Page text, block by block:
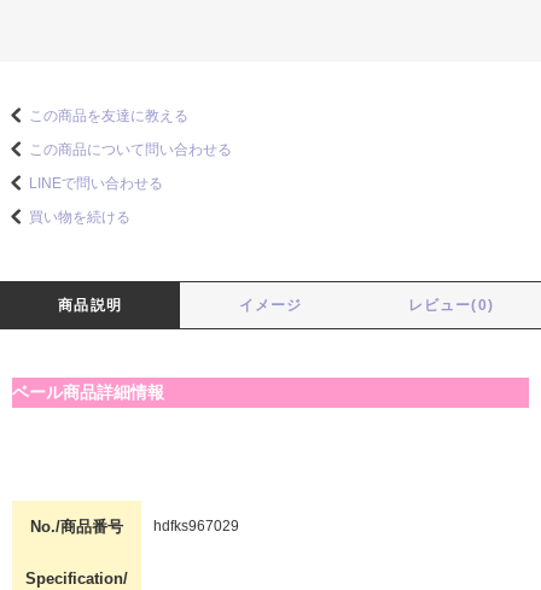
この商品を友達に教える
この商品について問い合わせる
LINEで問い合わせる
買い物を続ける
商品説明 イメージ レビュー(0)
ベール商品詳細情報
No./商品番号 hdfks967029
Specification/